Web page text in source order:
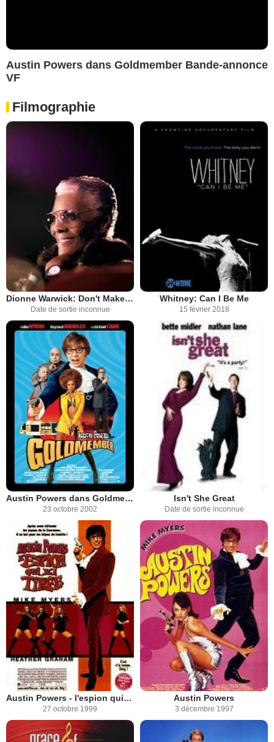
Austin Powers dans Goldmember Bande-annonce
VF
Filmographie
Dionne Warwick: Don't Make Me Over
Date de sortie inconnue
Whitney: Can I Be Me
15 février 2018
Austin Powers dans Goldmember
23 octobre 2002
Isn't She Great
Date de sortie inconnue
Austin Powers - l'espion qui m'a tirée
27 octobre 1999
Austin Powers
3 décembre 1997